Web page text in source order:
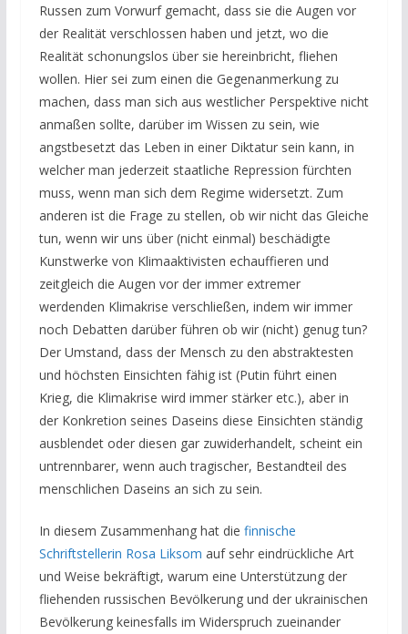
Russen zum Vorwurf gemacht, dass sie die Augen vor
der Realität verschlossen haben und jetzt, wo die
Realität schonungslos über sie hereinbricht, fliehen
wollen. Hier sei zum einen die Gegenanmerkung zu
machen, dass man sich aus westlicher Perspektive nicht
anmaßen sollte, darüber im Wissen zu sein, wie
angstbesetzt das Leben in einer Diktatur sein kann, in
welcher man jederzeit staatliche Repression fürchten
muss, wenn man sich dem Regime widersetzt. Zum
anderen ist die Frage zu stellen, ob wir nicht das Gleiche
tun, wenn wir uns über (nicht einmal) beschädigte
Kunstwerke von Klimaaktivisten echauffieren und
zeitgleich die Augen vor der immer extremer
werdenden Klimakrise verschließen, indem wir immer
noch Debatten darüber führen ob wir (nicht) genug tun?
Der Umstand, dass der Mensch zu den abstraktesten
und höchsten Einsichten fähig ist (Putin führt einen
Krieg, die Klimakrise wird immer stärker etc.), aber in
der Konkretion seines Daseins diese Einsichten ständig
ausblendet oder diesen gar zuwiderhandelt, scheint ein
untrennbarer, wenn auch tragischer, Bestandteil des
menschlichen Daseins an sich zu sein.
In diesem Zusammenhang hat die finnische
Schriftstellerin Rosa Liksom auf sehr eindrückliche Art
und Weise bekräftigt, warum eine Unterstützung der
fliehenden russischen Bevölkerung und der ukrainischen
Bevölkerung keinesfalls im Widerspruch zueinander